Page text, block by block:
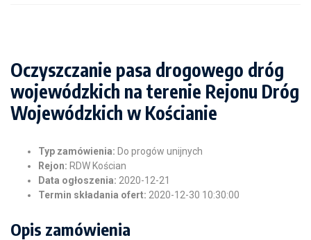
Oczyszczanie pasa drogowego dróg
wojewódzkich na terenie Rejonu Dróg
Wojewódzkich w Kościanie
Typ zamówienia: Do progów unijnych
Rejon: RDW Kościan
Data ogłoszenia: 2020-12-21
Termin składania ofert: 2020-12-30 10:30:00
Opis zamówienia